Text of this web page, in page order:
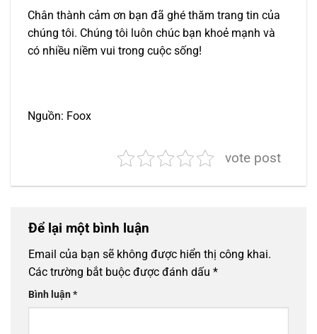
Chân thành cảm ơn bạn đã ghé thăm trang tin của
chúng tôi. Chúng tôi luôn chúc bạn khoẻ mạnh và
có nhiều niềm vui trong cuộc sống!
Nguồn: Foox
vote post
Để lại một bình luận
Email của bạn sẽ không được hiển thị công khai.
Các trường bắt buộc được đánh dấu *
Bình luận*